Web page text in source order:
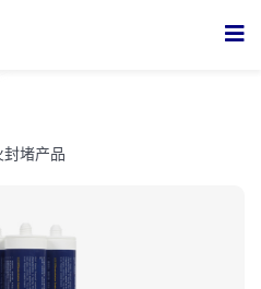
堵产品
防火密封胶，其特点是具有良好的
械管道、通风管道、保温管道等孔